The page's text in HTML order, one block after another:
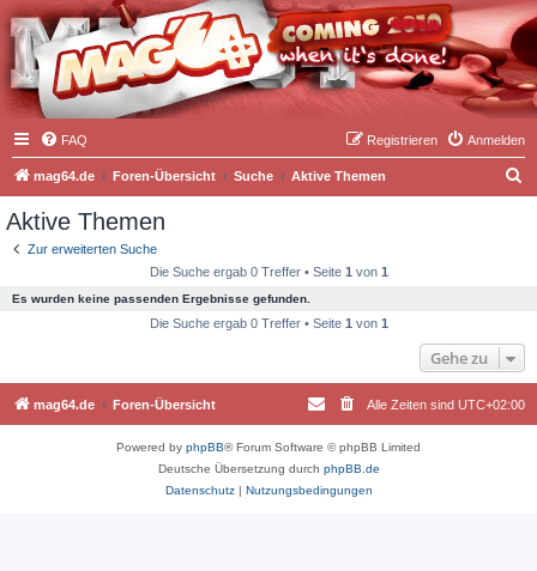
FAQ Anmelden
Registrieren
mag64.de Foren-Übersicht Suche Aktive Themen
Aktive Themen
Zur erweiterten Suche
Die Suche ergab 0 Treffer • Seite 1 von 1
Es wurden keine passenden Ergebnisse gefunden.
Die Suche ergab 0 Treffer • Seite 1 von 1
Gehe zu
mag64.de Foren-Übersicht Alle Zeiten sind UTC+02:00
Powered by phpBB® Forum Software © phpBB Limited
Deutsche Übersetzung durch phpBB.de
Datenschutz| Nutzungsbedingungen